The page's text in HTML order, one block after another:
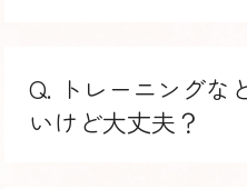
Q. トレーニングな
いけど大丈夫？